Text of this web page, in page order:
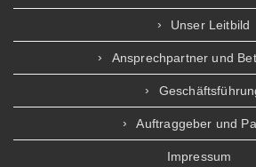
Unser Leitbild
Ansprechpartner und
Auftraggeber und
Impressum